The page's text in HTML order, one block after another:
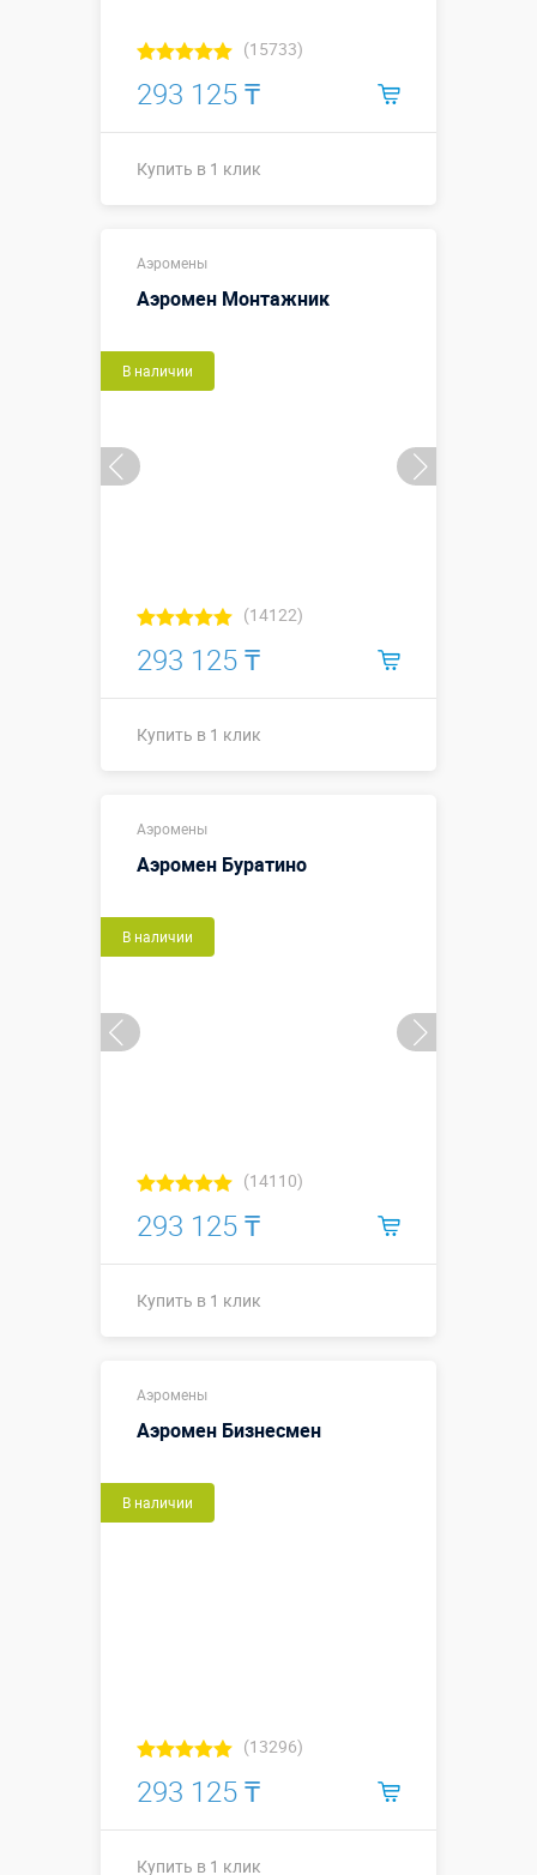
(15733)
293 125 ₸
Купить в 1 клик
Аэромены
Аэромен Монтажник
В наличии
(14122)
293 125 ₸
Купить в 1 клик
Аэромены
Аэромен Буратино
В наличии
(14110)
293 125 ₸
Купить в 1 клик
Аэромены
Аэромен Бизнесмен
В наличии
(13296)
293 125 ₸
Купить в 1 клик